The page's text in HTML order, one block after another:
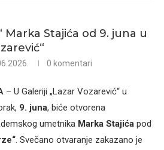
Marka Stajića od 9. juna u
0 komentari
– U Galeriji „Lazar Vozarević“ u
9. juna, biće otvorena
umetnika Marka Stajića pod
. Svečano otvaranje zakazano je